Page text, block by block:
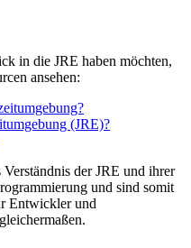
in die JRE haben möchten,
ansehen:
(JRE)?
der JRE und ihrer
und sind somit
Entwickler und